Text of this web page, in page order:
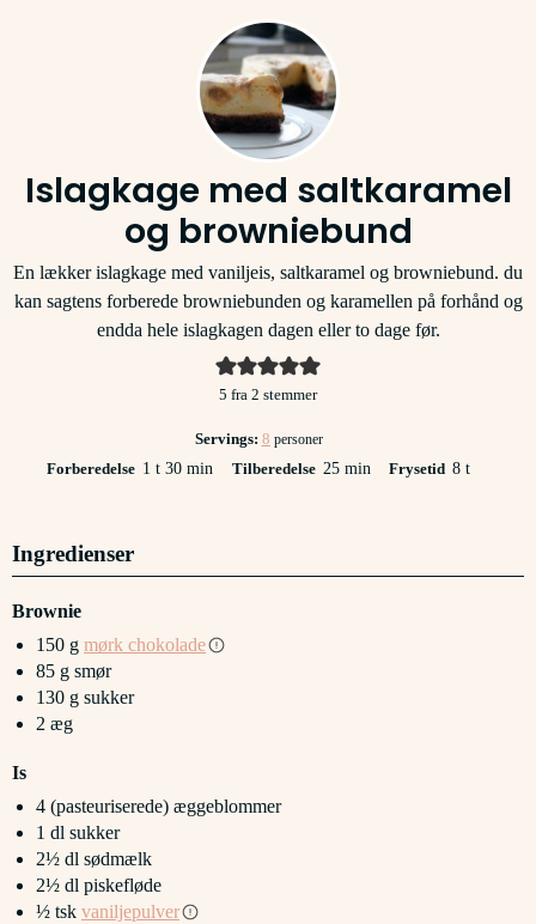
Islagkage med saltkaramel
og browniebund
En lækker islagkage med vaniljeis, saltkaramel og browniebund. du
kan sagtens forberede browniebunden og karamellen på forhånd og
endda hele islagkagen dagen eller to dage før.
5 fra 2 stemmer
Servings: 8 personer
Forberedelse 1 time
t 30minutter
min Tilberedelse 25minutter
min Frysetid 8timer
t
Ingredienser
Brownie
150 g mørk chokolade
85 g smør
130 g sukker
2 æg
Is
4 (pasteuriserede) æggeblommer
1 dl sukker
2½ dl sødmælk
2½ dl piskefløde
½ tsk vaniljepulver